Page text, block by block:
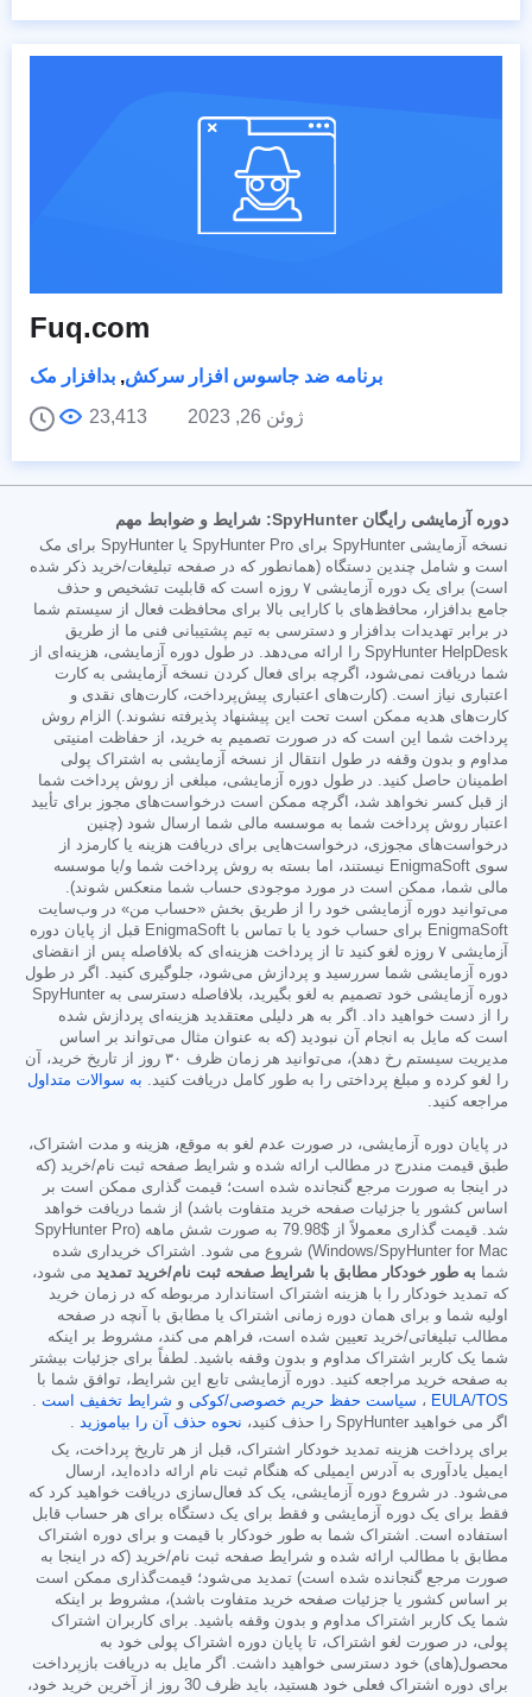
Fuq.com
برنامه ضد جاسوس افزار سرکش, بدافزار مک
ژوئن 26, 2023
23,413
دوره آزمایشی رایگان SpyHunter: شرایط و ضوابط مهم
نسخه آزمایشی SpyHunter برای SpyHunter Pro یا SpyHunter برای مک
است و شامل چندین دستگاه (همانطور که در صفحه تبلیغات/خرید ذکر شده
است) برای یک دوره آزمایشی ۷ روزه است که قابلیت تشخیص و حذف
جامع بدافزار، محافظ‌های با کارایی بالا برای محافظت فعال از سیستم شما
در برابر تهدیدات بدافزار و دسترسی به تیم پشتیبانی فنی ما از طریق
SpyHunter HelpDesk را ارائه می‌دهد. در طول دوره آزمایشی، هزینه‌ای از
شما دریافت نمی‌شود، اگرچه برای فعال کردن نسخه آزمایشی به کارت
اعتباری نیاز است. (کارت‌های اعتباری پیش‌پرداخت، کارت‌های نقدی و
کارت‌های هدیه ممکن است تحت این پیشنهاد پذیرفته نشوند.) الزام روش
پرداخت شما این است که در صورت تصمیم به خرید، از حفاظت امنیتی
مداوم و بدون وقفه در طول انتقال از نسخه آزمایشی به اشتراک پولی
اطمینان حاصل کنید. در طول دوره آزمایشی، مبلغی از روش پرداخت شما
از قبل کسر نخواهد شد، اگرچه ممکن است درخواست‌های مجوز برای تأیید
اعتبار روش پرداخت شما به موسسه مالی شما ارسال شود (چنین
درخواست‌های مجوزی، درخواست‌هایی برای دریافت هزینه یا کارمزد از
سوی EnigmaSoft نیستند، اما بسته به روش پرداخت شما و/یا موسسه
مالی شما، ممکن است در مورد موجودی حساب شما منعکس شوند).
می‌توانید دوره آزمایشی خود را از طریق بخش «حساب من» در وب‌سایت
EnigmaSoft برای حساب خود یا با تماس با EnigmaSoft قبل از پایان دوره
آزمایشی ۷ روزه لغو کنید تا از پرداخت هزینه‌ای که بلافاصله پس از انقضای
دوره آزمایشی شما سررسید و پردازش می‌شود، جلوگیری کنید. اگر در طول
دوره آزمایشی خود تصمیم به لغو بگیرید، بلافاصله دسترسی به SpyHunter
را از دست خواهید داد. اگر به هر دلیلی معتقدید هزینه‌ای پردازش شده
است که مایل به انجام آن نبودید (که به عنوان مثال می‌تواند بر اساس
مدیریت سیستم رخ دهد)، می‌توانید هر زمان ظرف ۳۰ روز از تاریخ خرید، آن
را لغو کرده و مبلغ پرداختی را به طور کامل دریافت کنید. به سوالات متداول
مراجعه کنید.
در پایان دوره آزمایشی، در صورت عدم لغو به موقع، هزینه و مدت اشتراک،
طبق قیمت مندرج در مطالب ارائه شده و شرایط صفحه ثبت نام/خرید (که
در اینجا به صورت مرجع گنجانده شده است؛ قیمت گذاری ممکن است بر
اساس کشور یا جزئیات صفحه خرید متفاوت باشد) از شما دریافت خواهد
شد. قیمت گذاری معمولاً از $79.98
به صورت شش ماهه (SpyHunter Pro
Windows/SpyHunter for Mac) شروع می شود. اشتراک خریداری شده
شما به طور خودکار مطابق با شرایط صفحه ثبت نام/خرید تمدید می شود،
که تمدید خودکار را با هزینه اشتراک استاندارد مربوطه که در زمان خرید
اولیه شما و برای همان دوره زمانی اشتراک یا مطابق با آنچه در صفحه
مطالب تبلیغاتی/خرید تعیین شده است، فراهم می کند، مشروط بر اینکه
شما یک کاربر اشتراک مداوم و بدون وقفه باشید. لطفاً برای جزئیات بیشتر
به صفحه خرید مراجعه کنید. دوره آزمایشی تابع این شرایط، توافق شما با
EULA/TOS ، سیاست حفظ حریم خصوصی/کوکی و شرایط تخفیف است .
اگر می خواهید SpyHunter را حذف کنید،
نحوه حذف آن را بیاموزید .
برای پرداخت هزینه تمدید خودکار اشتراک، قبل از هر تاریخ پرداخت، یک
ایمیل یادآوری به آدرس ایمیلی که هنگام ثبت نام ارائه داده‌اید، ارسال
می‌شود. در شروع دوره آزمایشی، یک کد فعال‌سازی دریافت خواهید کرد که
فقط برای یک دوره آزمایشی و فقط برای یک دستگاه برای هر حساب قابل
استفاده است. اشتراک شما به طور خودکار با قیمت و برای دوره اشتراک
مطابق با مطالب ارائه شده و شرایط صفحه ثبت نام/خرید (که در اینجا به
صورت مرجع گنجانده شده است) تمدید می‌شود؛ قیمت‌گذاری ممکن است
بر اساس کشور یا جزئیات صفحه خرید متفاوت باشد)، مشروط بر اینکه
شما یک کاربر اشتراک مداوم و بدون وقفه باشید. برای کاربران اشتراک
پولی، در صورت لغو اشتراک، تا پایان دوره اشتراک پولی خود به
محصول(های) خود دسترسی خواهید داشت. اگر مایل به دریافت بازپرداخت
برای دوره اشتراک فعلی خود هستید، باید ظرف 30 روز از آخرین خرید خود،